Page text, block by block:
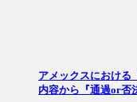
アメックスにおける
内容から『通過or否